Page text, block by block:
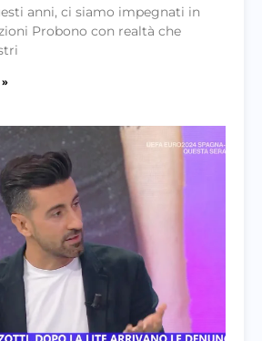
anni, ci siamo impegnati in
Probono con realtà che